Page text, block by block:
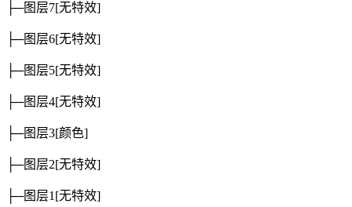
├─图层7[无特效]
├─图层6[无特效]
├─图层5[无特效]
├─图层4[无特效]
├─图层3[颜色]
├─图层2[无特效]
├─图层1 [无特效]